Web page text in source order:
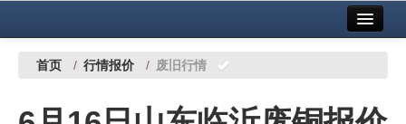
中国有色金属报社主办 广告服务
首页 / 行情报价 / 废旧行情